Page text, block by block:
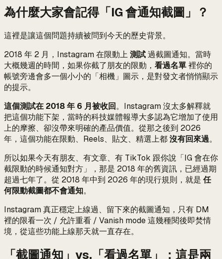
為什麼大家會記得「IG 會通知截圖」？
這裡是讓這個問題持續被問到今天的歷史背景。
2018 年 2 月，Instagram 在限動上測試過截圖通知。當時
大概幾週的時間，如果你截了朋友的限動， 看過名單裡你的
帳號旁邊會多一個小小的「相機」圖示，是對發文者悄悄顯示
的提示。
這個測試在 2018 年 6 月被收回。Instagram 沒太多解釋就
把這個功能下架，當時的科技媒體報導大多認為它增加了使用
上的摩擦、卻沒帶來明確的產品價值。從那之後到 2026
年，這個功能在限動、Reels、貼文、精選上都沒有回來過。
所以如果今天有朋友、有文章、有 TikTok 跟你說「IG 會在你
截限動的時候通知對方」，那是 2018 年的舊資訊，已經過期
超過七年了。從 2018 年中到 2026 年的現行規則，就是 任
何限動截圖都不會通知。
Instagram 真正穩定上線過、留下來的截圖通知，只有 DM
裡的限看一次 / 允許重看 / Vanish mode 這幾種閱後即焚情
境，從這些功能上線那天就一直存在。
「截圖通知」vs.「看過名單」：這是兩